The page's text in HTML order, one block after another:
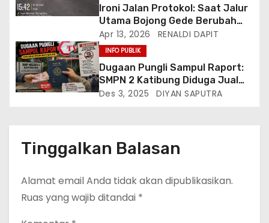
Ironi Jalan Protokol: Saat Jalur
Utama Bojong Gede Berubah
Jadi Garasi Bus AKAP
Apr 13, 2026 RENALDI DAPIT
INFO PUBLIK
Dugaan Pungli Sampul Raport:
SMPN 2 Katibung Diduga Jual
Sampul Raport Rp60 Ribu,
Des 3, 2025 DIYAN SAPUTRA
Tinggalkan Balasan
Alamat email Anda tidak akan dipublikasikan.
Ruas yang wajib ditandai *